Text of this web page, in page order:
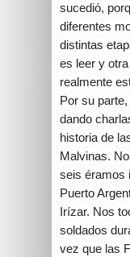
sucedió,
diferentes
distintas
es leer y
realmente
Por su
dando
historia de
Malvinas.
seis éramos
Puerto
Irízar. Nos
soldados
vez que las